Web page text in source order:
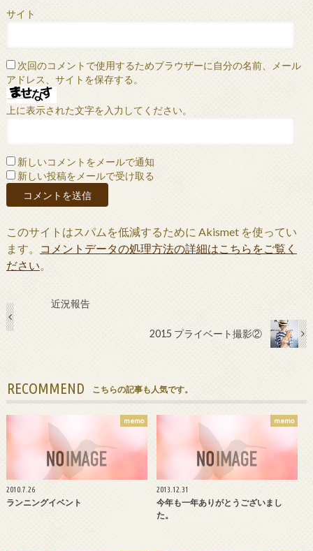
サイト
次回のコメントで使用するためブラウザーに自分の名前、メール
アドレス、サイトを保存する。
上に表示された文字を入力してください。
新しいコメントをメールで通知
新しい投稿をメールで受け取る
このサイトはスパムを低減するために Akismet を使ってい
ます。
コメントデータの処理方法の詳細はこちらをご覧く
ださい。
近況報告
2015 プライベート撮影②
RECOMMEND こちらの記事も人気です。
memo
2010.7.26
ランニングイベント
memo
2013.12.31
今年も一年ありがとうございまし
た。